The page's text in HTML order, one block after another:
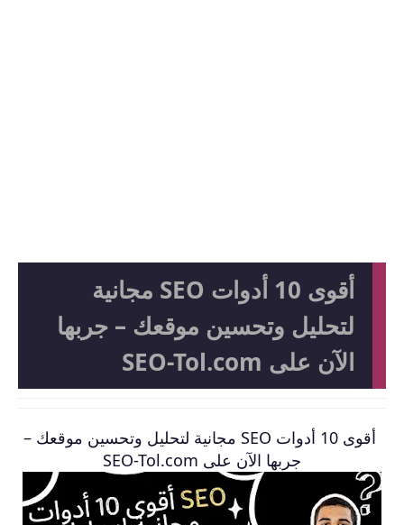
أقوى 10 أدوات SEO مجانية
لتحليل وتحسين موقعك – جربها
الآن على SEO-Tol.com
أقوى 10 أدوات SEO مجانية لتحليل وتحسين موقعك –
جربها الآن على SEO-Tol.com